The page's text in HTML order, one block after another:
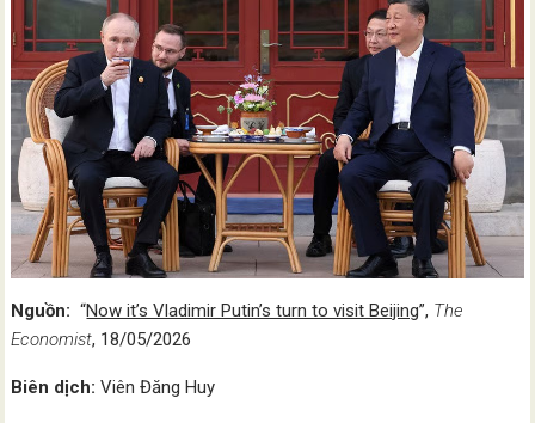
Nguồn: “Now it’s Vladimir Putin’s turn to visit Beijing”, The
Economist, 18/05/2026
Biên dịch:Viên Đăng Huy